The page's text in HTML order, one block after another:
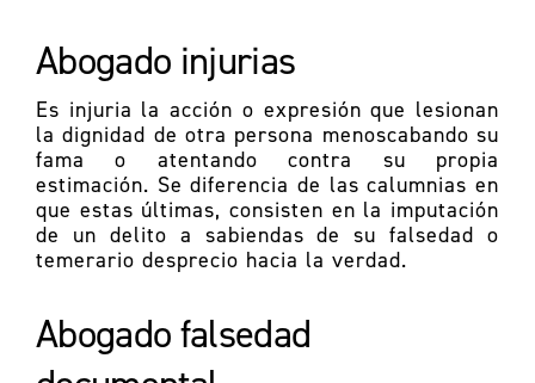
Abogado injurias
Es injuria la acción o expresión que lesionan
la dignidad de otra persona menoscabando su
fama o atentando contra su propia
estimación. Se diferencia de las calumnias en
que estas últimas, consisten en la imputación
de un delito a sabiendas de su falsedad o
temerario desprecio hacia la verdad.
Abogado falsedad